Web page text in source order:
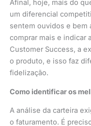
Afinal, hoje, mais do
um diferencial
sentem ouvidos e bem
comprar mais e indicar
Customer Success, a
o produto, e isso faz
fidelização.
Como identificar os
A análise da carteira
o faturamento. É